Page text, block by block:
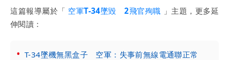
這篇報導屬於「 空軍T-34墜毀 2飛官殉職 」主題，更多延
伸閱讀：
T-34墜機無黑盒子 空軍：失事前無線電通聯正常